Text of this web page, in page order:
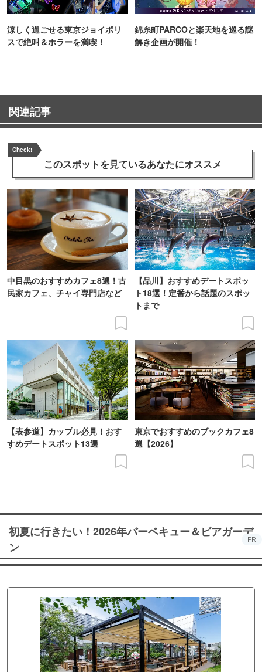
涼しく過ごせる東京ジョイポリ
スで絶叫＆ホラーを満喫！
錦糸町PARCOと楽天地を巡る謎
解き企画が開催！
関連記事
Check!
このスポットを見ているあなたにオススメ
中目黒のおすすめカフェ8選！古
民家カフェ、チャイ専門店など
【品川】おすすめデートスポッ
ト18選！定番から話題のスポッ
トまで
【表参道】カップル必見！おす
すめデートスポット13選
東京でおすすめのブックカフェ8
選【2026】
初夏に行きたい！2026年バーベキュー＆ビアガーデ
ン
PR